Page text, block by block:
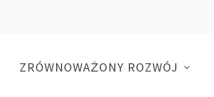
ZRÓWNOWAŻONY ROZWÓJ